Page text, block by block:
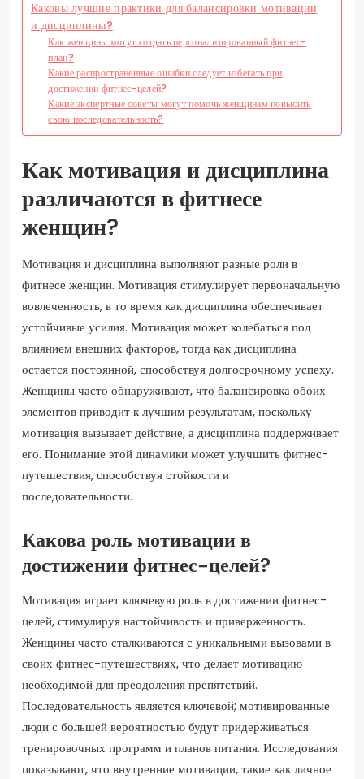
Каковы лучшие практики для балансировки мотивации
и дисциплины?
Как женщины могут создать персонализированный фитнес-
план?
Какие распространенные ошибки следует избегать при
достижении фитнес-целей?
Какие экспертные советы могут помочь женщинам повысить
свою последовательность?
Как мотивация и дисциплина
различаются в фитнесе
женщин?
Мотивация и дисциплина выполняют разные роли в
фитнесе женщин. Мотивация стимулирует первоначальную
вовлеченность, в то время как дисциплина обеспечивает
устойчивые усилия. Мотивация может колебаться под
влиянием внешних факторов, тогда как дисциплина
остается постоянной, способствуя долгосрочному успеху.
Женщины часто обнаруживают, что балансировка обоих
элементов приводит к лучшим результатам, поскольку
мотивация вызывает действие, а дисциплина поддерживает
его. Понимание этой динамики может улучшить фитнес-
путешествия, способствуя стойкости и
последовательности.
Какова роль мотивации в
достижении фитнес-целей?
Мотивация играет ключевую роль в достижении фитнес-
целей, стимулируя настойчивость и приверженность.
Женщины часто сталкиваются с уникальными вызовами в
своих фитнес-путешествиях, что делает мотивацию
необходимой для преодоления препятствий.
Последовательность является ключевой; мотивированные
люди с большей вероятностью будут придерживаться
тренировочных программ и планов питания. Исследования
показывают, что внутренние мотивации, такие как личное